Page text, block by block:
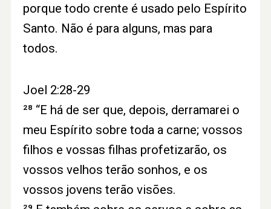
porque todo crente é usado pelo Espírito
Santo. Não é para alguns, mas para
todos.
Joel 2:28-29
²⁸ “E há de ser que, depois, derramarei o
meu Espírito sobre toda a carne; vossos
filhos e vossas filhas profetizarão, os
vossos velhos terão sonhos, e os
vossos jovens terão visões.